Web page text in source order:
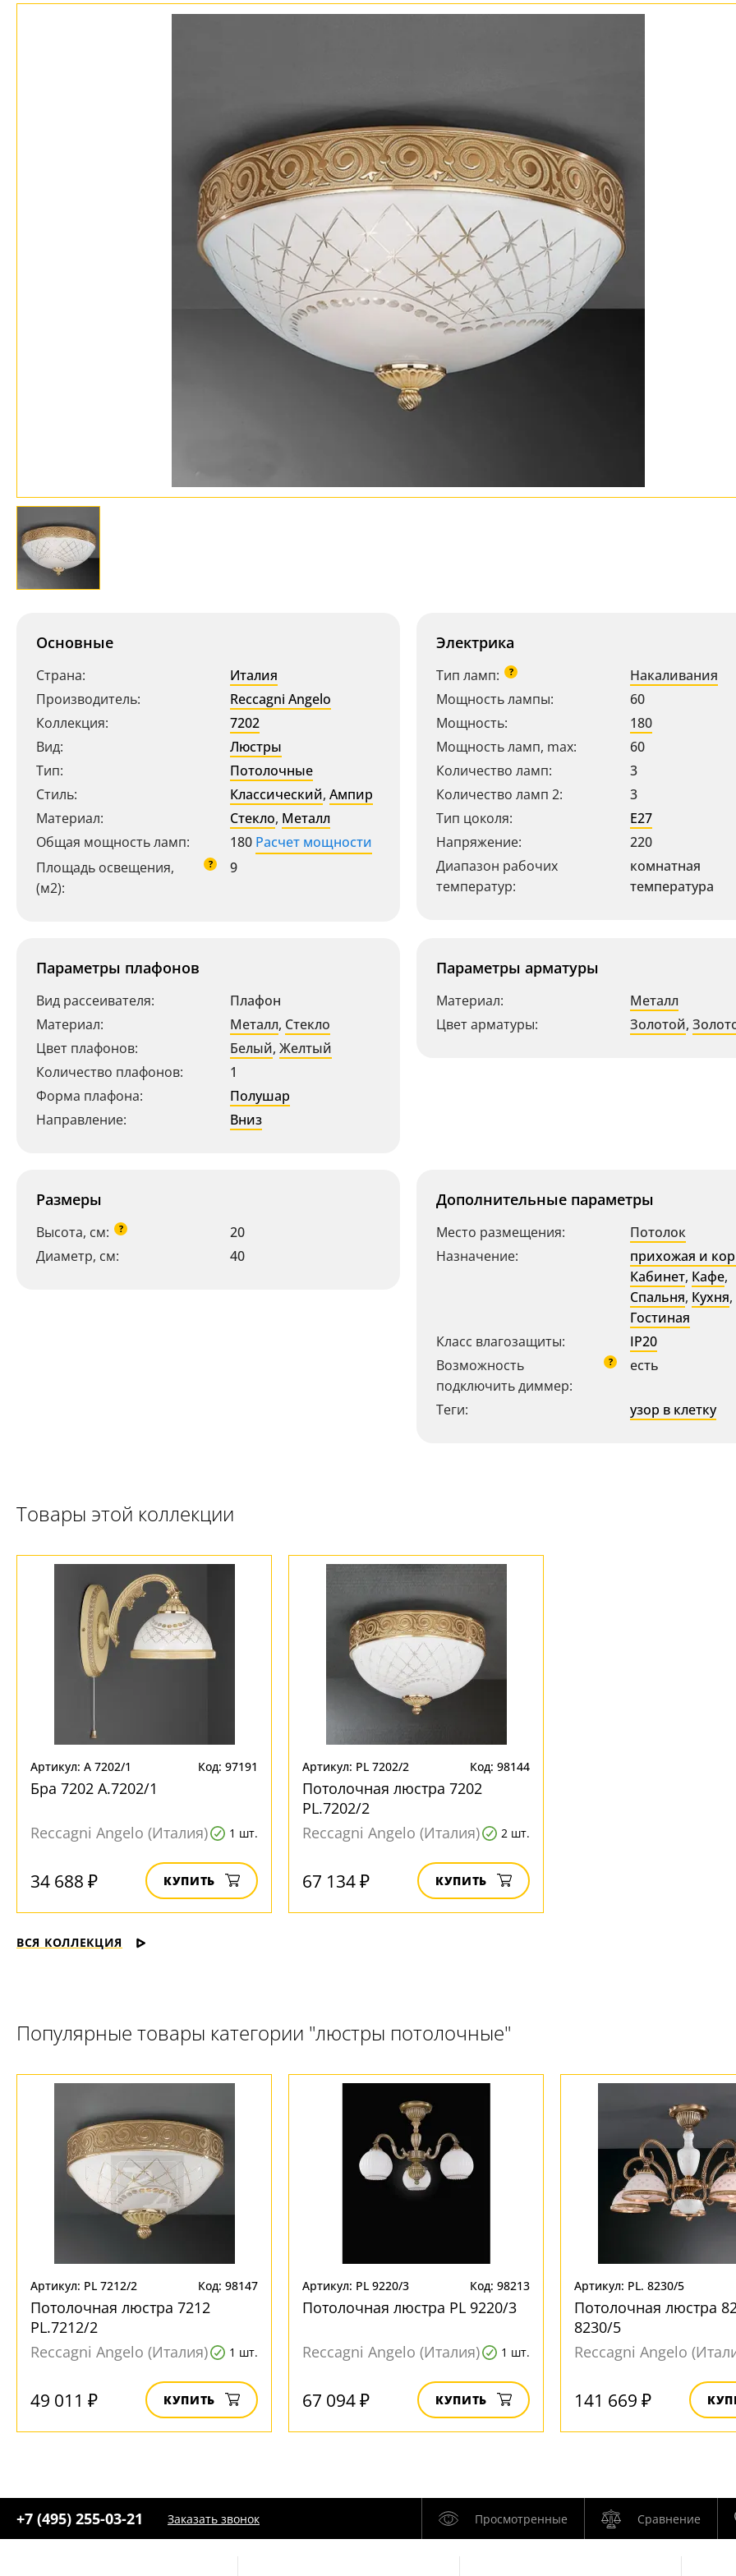
Бренды
Основные
Страна:
Италия
Производитель:
Reccagni Angelo
Коллекция:
7202
Вид:
Люстры
Тип:
Потолочные
Стиль:
Классический, Ампир
Материал:
Стекло, Металл
Общая мощность ламп:
180 Расчет мощности
Площадь освещения,
(м2):
? 9
Электрика
Тип ламп: ?
Накаливания
Мощность лампы:
60
Мощность:
180
Мощность ламп, max:
60
Количество ламп:
3
Количество ламп 2:
3
Тип цоколя:
E27
Напряжение:
220
Диапазон рабочих
температур:
комнатная
температура
Параметры плафонов
Вид рассеивателя:
Плафон
Материал:
Металл, Стекло
Цвет плафонов:
Белый, Желтый
Количество плафонов:
1
Форма плафона:
Полушар
Направление:
Вниз
Параметры арматуры
Материал:
Металл
Цвет арматуры:
Золотой,
Размеры
Высота, см: ?
20
Диаметр, см:
40
Дополнительные параметры
Место размещения:
Потолок
Назначение:
прихожая и
Кабинет, Кафе,
Спальня, Кухня,
Гостиная
Класс влагозащиты:
IP20
Возможность
подключить диммер:
? есть
Теги: узор в клетку
Товары этой коллекции
Артикул: A 7202/1 Код: 97191
Бра 7202 A.7202/1
Reccagni Angelo (Италия) 1 шт.
34 688 ₽ КУПИТЬ
Артикул: PL 7202/2 Код: 98144
Потолочная люстра 7202
PL.7202/2
Reccagni Angelo (Италия)
2 шт.
67 134 ₽ КУПИТЬ
ВСЯ КОЛЛЕКЦИЯ
Популярные товары категории "люстры потолочные"
Артикул: PL 7212/2 Код: 98147
Потолочная люстра 7212
PL.7212/2
Reccagni Angelo (Италия)
1 шт.
49 011 ₽ КУПИТЬ
Артикул: PL 9220/3 Код: 98213
Потолочная люстра PL 9220/3
Reccagni Angelo (Италия) 1 шт.
67 094 ₽ КУПИТЬ
Артикул: PL. 8230/5
Потолочная люстра
8230/5
Reccagni Angelo
141 669 ₽
+7 (495) 255-03-21 Заказать звонок Просмотренные Сравнение